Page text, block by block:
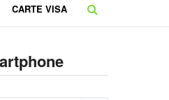
CARTE VISA